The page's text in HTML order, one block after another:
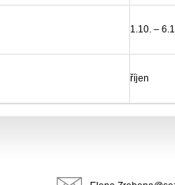
1.10. –
říjen